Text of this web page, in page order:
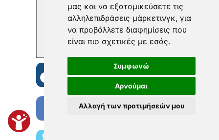
μας και να εξατομικεύσετε τις
αλληλεπιδράσεις μάρκετινγκ, για
να προβάλλετε διαφημίσεις που
είναι πιο σχετικές με εσάς.
Συμφωνώ
Αρνούμαι
Αλλαγή των προτιμήσεών μου